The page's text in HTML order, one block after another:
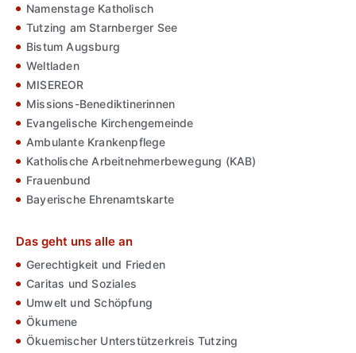
Namenstage Katholisch
Tutzing am Starnberger See
Bistum Augsburg
Weltladen
MISEREOR
Missions-Benediktinerinnen
Evangelische Kirchengemeinde
Ambulante Krankenpflege
Katholische Arbeitnehmerbewegung (KAB)
Frauenbund
Bayerische Ehrenamtskarte
Das geht uns alle an
Gerechtigkeit und Frieden
Caritas und Soziales
Umwelt und Schöpfung
Ökumene
Ökuemischer Unterstützerkreis Tutzing